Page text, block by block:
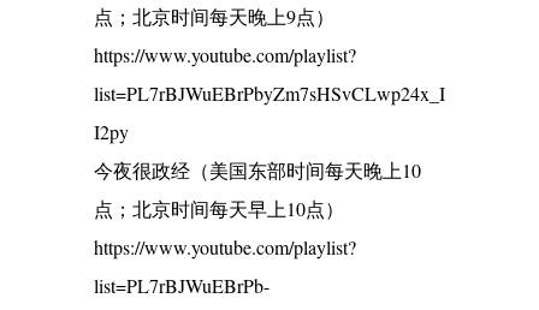
点；北京时间每天晚上9点）
https://www.youtube.com/playlist?
list=PL7rBJWuEBrPbyZm7sHSvCLwp24x_I
I2py
今夜很政经（美国东部时间每天晚上10
点；北京时间每天早上10点）
https://www.youtube.com/playlist?
list=PL7rBJWuEBrPb-